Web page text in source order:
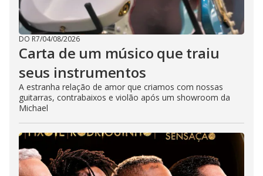
DO R7/04/08/2026
Carta de um músico que traiu
seus instrumentos
A estranha relação de amor que criamos com nossas
guitarras, contrabaixos e violão após um showroom da
Michael